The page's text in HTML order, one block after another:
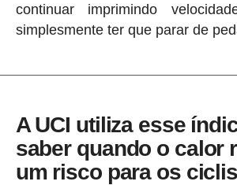
continuar imprimindo
simplesmente ter que parar de
A UCI utiliza esse
saber quando o calor
um risco para os